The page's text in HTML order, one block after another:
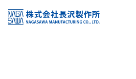
KSS加盟店・取扱店情報
店舗一覧